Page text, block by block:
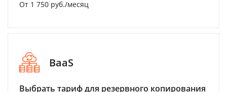
От 1 750 руб./месяц
BaaS
Выбрать тариф для резервного копирования